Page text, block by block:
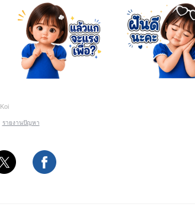
Koi
รายงานปัญหา